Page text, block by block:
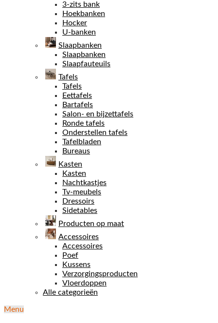
3-zits bank
Hoekbanken
Hocker
U-banken
Slaapbanken
Slaapbanken
Slaapfauteuils
Tafels
Tafels
Eettafels
Bartafels
Salon- en bijzettafels
Ronde tafels
Onderstellen tafels
Tafelbladen
Bureaus
Kasten
Kasten
Nachtkastjes
Tv-meubels
Dressoirs
Sidetables
Producten op maat
Accessoires
Accessoires
Poef
Kussens
Verzorgingsproducten
Vloerdoppen
Alle categorieën
Menu